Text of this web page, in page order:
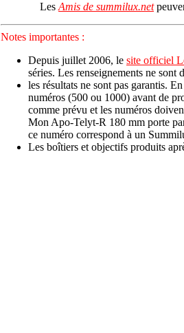
Les Amis de summilux.net
Notes importantes :
Depuis juillet 2006, le site officiel
séries. Les renseignements ne sont
les résultats ne sont pas garantis.
numéros (500 ou 1000) avant de
comme prévu et les numéros
Mon Apo-Telyt-R 180 mm porte
ce numéro correspond à un
Les boîtiers et objectifs produits